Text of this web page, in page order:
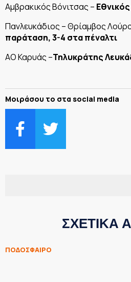
Αμβρακικός Βόνιτσας –
Πανλευκάδιος – Θρίαμβος
παράταση, 3-4 στα πέναλτι
ΑΟ Καρυάς –Τηλυκράτης
Μοιράσου το στα social media
ΣΧΕΤΙΚΑ
ΠΟΔΟΣΦΑΙΡΟ